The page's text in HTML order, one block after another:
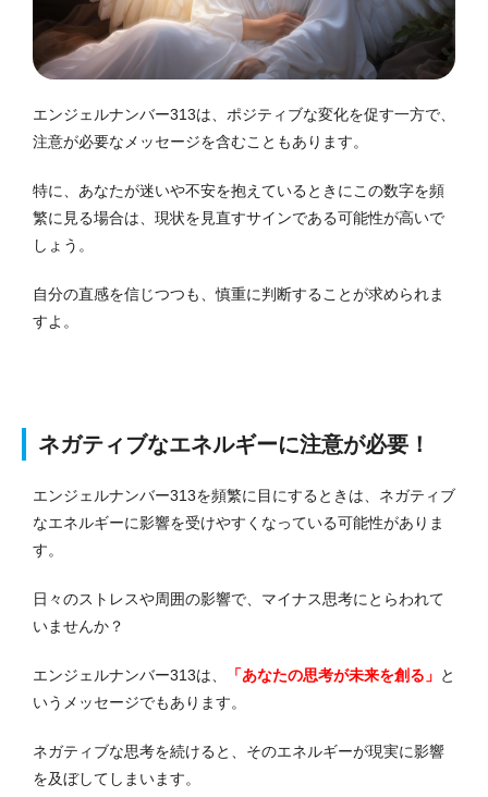
エンジェルナンバー313は、ポジティブな変化を促す一方で、
注意が必要なメッセージを含むこともあります。
特に、あなたが迷いや不安を抱えているときにこの数字を頻
繁に見る場合は、現状を見直すサインである可能性が高いで
しょう。
自分の直感を信じつつも、慎重に判断することが求められま
すよ。
ネガティブなエネルギーに注意が必要！
エンジェルナンバー313を頻繁に目にするときは、ネガティブ
なエネルギーに影響を受けやすくなっている可能性がありま
す。
日々のストレスや周囲の影響で、マイナス思考にとらわれて
いませんか？
エンジェルナンバー313は、 「あなたの思考が未来を創る」 と
いうメッセージでもあります。
ネガティブな思考を続けると、そのエネルギーが現実に影響
を及ぼしてしまいます。